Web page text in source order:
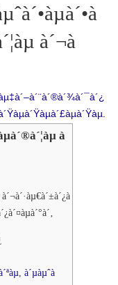
à´¬à
à
à´¬à´·àµ€à´±à´¿à
,à´µàµˆà